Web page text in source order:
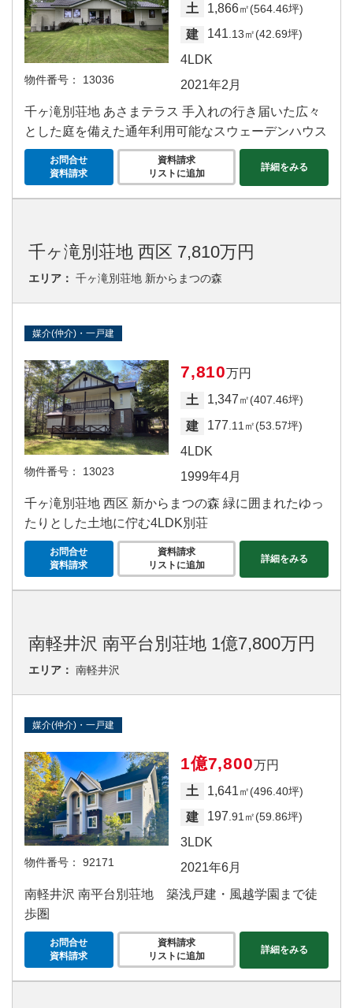
物件番号： 13036
土
1,866㎡(564.46坪)
建 141.13㎡(42.69坪)
4LDK
2021年2月
千ヶ滝別荘地 あさまテラス 手入れの行き届いた広々
とした庭を備えた通年利用可能なスウェーデンハウス
お問合せ
資料請求
資料請求
リストに追加
詳細をみる
千ヶ滝別荘地 西区 7,810万円
エリア： 千ヶ滝別荘地 新からまつの森
媒介(仲介)・一戸建
物件番号： 13023
7,810万円
土
1,347㎡(407.46坪)
建 177 .11㎡(53.57坪)
4LDK
1999年4月
千ヶ滝別荘地 西区 新からまつの森 緑に囲まれたゆっ
たりとした土地に佇む4LDK別荘
お問合せ
資料請求
資料請求
リストに追加
詳細をみる
南軽井沢 南平台別荘地 1億7,800万円
エリア： 南軽井沢
媒介(仲介)・一戸建
物件番号： 92171
1億7,800万円
土
1,641㎡(496.40坪)
建 197.91㎡(59.86坪)
3LDK
2021年6月
南軽井沢 南平台別荘地 築浅戸建・風越学園まで徒
歩圏
お問合せ
資料請求
資料請求
リストに追加
詳細をみる